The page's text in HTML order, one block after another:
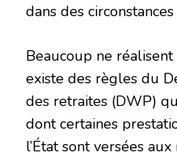
dans des
Beaucoup ne
existe des règles du
des retraites (DWP)
dont certaines
l’État sont versées